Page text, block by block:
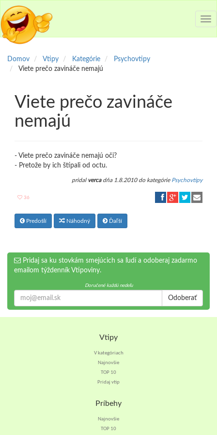
Domov Vtipy Kategórie
Psychovtipy
Viete prečo zavináče nemajú
Viete prečo zavináče
nemajú
- Viete prečo zavináče nemajú oči?
- Pretože by ich štípali od octu.
pridal vercadňa 1.8.2010 do kategórie Psychovtipy
36
Predošlí Náhodný Ďaľší
Pridaj sa ku stovkám smejúcich sa ľudí a odoberaj zadarmo
emailom týždenník Vtipoviny.
Doručené každú nedeľu
Odoberať
Vtipy
V kategóriach
Najnovšie
TOP 10
Pridaj vtip
Príbehy
Najnovšie
TOP 10